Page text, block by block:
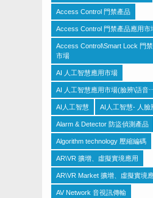
Access Control 門禁產品
Access Control 門禁產品應用市
Access Control\Smart Lock 門
市場
AI 人工智慧應用市場
AI 人工智慧應用市場(臉辨\語
AI人工智慧 AI人工智慧- 人臉
Alarm & Detector 防盜偵測產品
Algorithm technology 壓縮編碼
AR\VR 擴增、虛擬實境應用
AR\VR Market 擴增、虛擬實境
AV Network 音視訊傳輸